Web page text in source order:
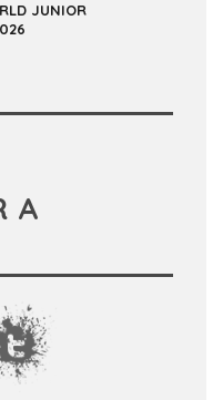
JUNIOR
A